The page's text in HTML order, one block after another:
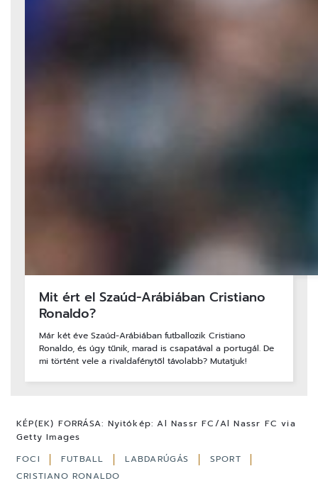
Mit ért el Szaúd-Arábiában Cristiano
Ronaldo?
Már két éve Szaúd-Arábiában futballozik Cristiano
Ronaldo, és úgy tűnik, marad is csapatával a portugál. De
mi történt vele a rivaldafénytől távolabb? Mutatjuk!
KÉP(EK) FORRÁSA: Nyitókép: Al Nassr FC/Al Nassr FC via
Getty Images
FOCI
FUTBALL LABDARÚGÁS
SPORT
CRISTIANO RONALDO